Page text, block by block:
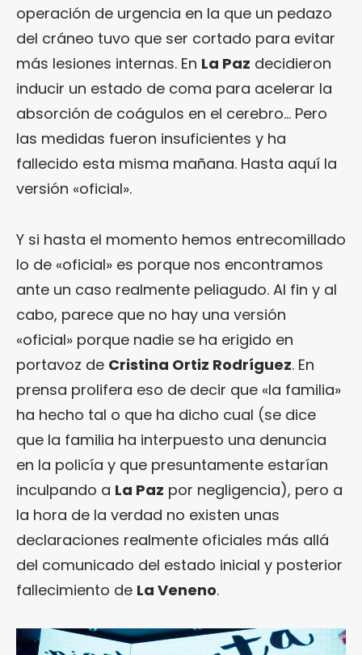
operación de urgencia en la que un pedazo
del cráneo tuvo que ser cortado para evitar
más lesiones internas. En La Paz decidieron
inducir un estado de coma para acelerar la
absorción de coágulos en el cerebro… Pero
las medidas fueron insuficientes y ha
fallecido esta misma mañana. Hasta aquí la
versión «oficial».
Y si hasta el momento hemos entrecomillado
lo de «oficial» es porque nos encontramos
ante un caso realmente peliagudo. Al fin y al
cabo, parece que no hay una versión
«oficial» porque nadie se ha erigido en
portavoz de Cristina Ortiz Rodríguez. En
prensa prolifera eso de decir que «la familia»
ha hecho tal o que ha dicho cual (se dice
que la familia ha interpuesto una denuncia
en la policía y que presuntamente estarían
inculpando a La Paz por negligencia), pero a
la hora de la verdad no existen unas
declaraciones realmente oficiales más allá
del comunicado del estado inicial y posterior
fallecimiento de La Veneno.